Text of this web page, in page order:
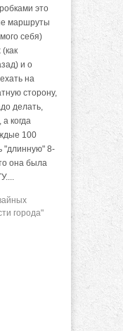
это
маршруты
себя)
и о
на
сторону,
делать,
когда
100
"длинную" 8-
она была
города"